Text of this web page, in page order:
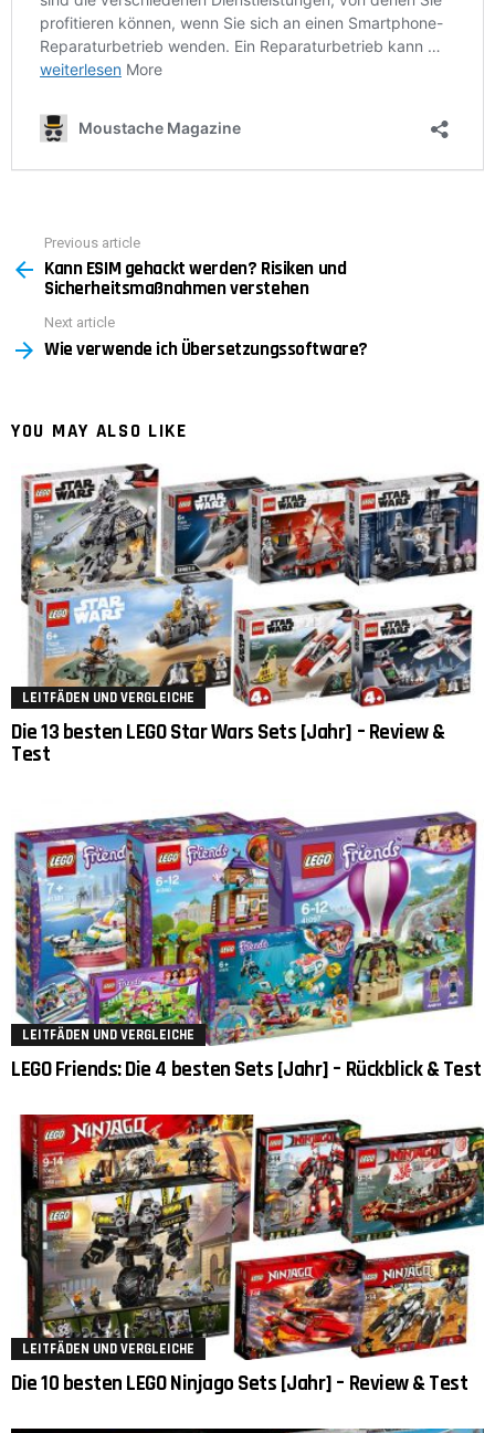
more
Previous article
Kann ESIM gehackt werden? Risiken und
Sicherheitsmaßnahmen verstehen
Next article
Wie verwende ich Übersetzungssoftware?
YOU MAY ALSO LIKE
LEITFÄDEN UND VERGLEICHE
Die 13 besten LEGO Star Wars Sets [Jahr] – Review &
Test
LEITFÄDEN UND VERGLEICHE
LEGO Friends: Die 4 besten Sets [Jahr] – Rückblick & Test
LEITFÄDEN UND VERGLEICHE
Die 10 besten LEGO Ninjago Sets [Jahr] – Review & Test